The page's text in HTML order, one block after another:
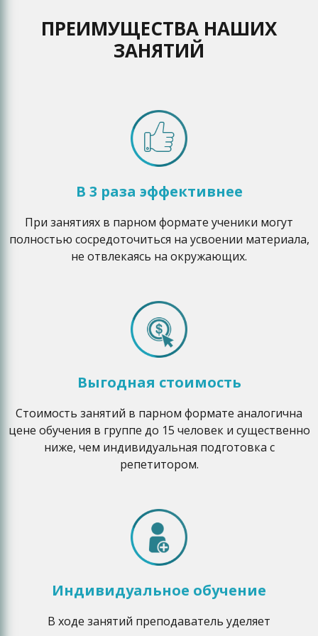
ПРЕИМУЩЕСТВА НАШИХ
ЗАНЯТИЙ
В 3 раза эффективнее
При занятиях в парном формате ученики могут
полностью сосредоточиться на усвоении материала,
не отвлекаясь на окружающих.
Выгодная стоимость
Стоимость занятий в парном формате аналогична
цене обучения в группе до 15 человек и существенно
ниже, чем индивидуальная подготовка с
репетитором.
Индивидуальное обучение
В ходе занятий преподаватель уделяет